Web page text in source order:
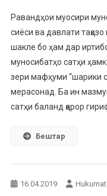
Равандҳои муосири
сиёси ва давлати
шакле бо ҳам дар
муносибатҳо сатҳи
зери мафҳуми “шарики
мерасонад. Ба ин
сатҳи баланд қарор
Бештар
16.04.2019 Hukumat